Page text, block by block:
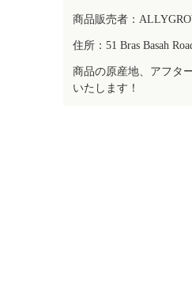
商品販売者：
住所：51 Bras Basah
商品の原産地、アフタ
いたします！